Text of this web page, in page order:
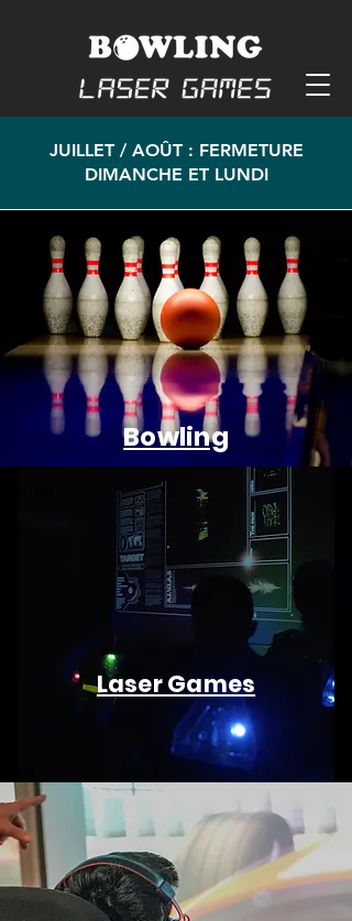
JUILLET / AOÛT : FERMETURE
DIMANCHE ET LUNDI
Bowling
Laser Games